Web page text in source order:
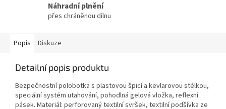
Náhradní plnění
přes chráněnou dílnu
Popis Diskuze
Detailní popis produktu
Bezpečnostní polobotka s plastovou špicí a kevlarovou stélkou,
speciální systém utahování, pohodlná gelová vložka, reflexní
pásek. Materiál: perforovaný textilní svršek, textilní podšívka ze